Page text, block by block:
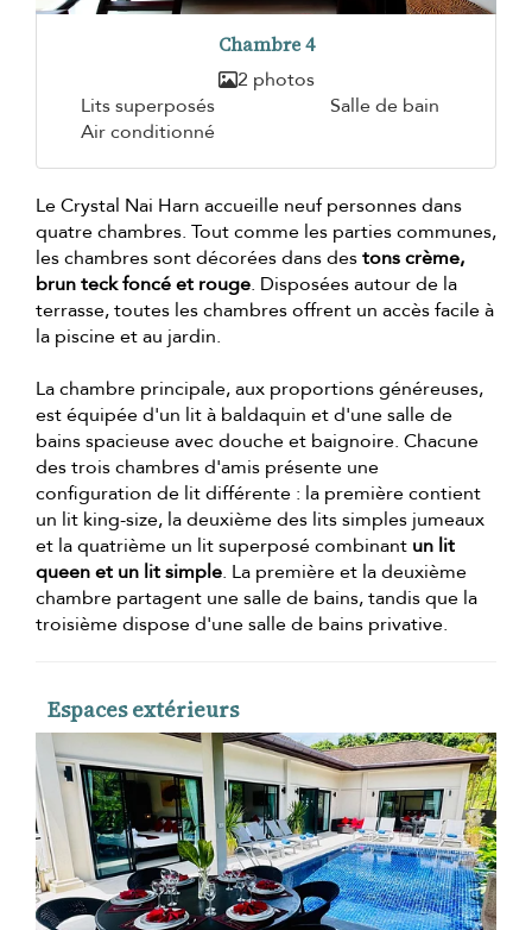
Chambre 4
2 photos
Lits superposés
Salle de bain
Air conditionné
Le Crystal Nai Harn accueille neuf personnes dans
quatre chambres. Tout comme les parties communes,
les chambres sont décorées dans destons crème,
brun teck foncé et rouge. Disposées autour de la
terrasse, toutes les chambres offrent un accès facile à
la piscine et au jardin.
La chambre principale, aux proportions généreuses,
est équipée d'un lit à baldaquin et d'une salle de
bains spacieuse avec douche et baignoire. Chacune
des trois chambres d'amis présente une
configuration de lit différente : la première contient
un lit king-size, la deuxième des lits simples jumeaux
et la quatrième un lit superposé combinant un lit
queen et un lit simple. La première et la deuxième
chambre partagent une salle de bains, tandis que la
troisième dispose d'une salle de bains privative.
Espaces extérieurs